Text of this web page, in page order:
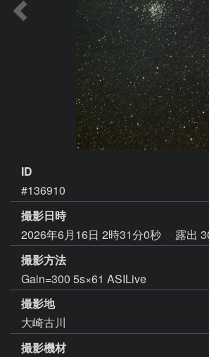
ID
#136910
撮影日時
2026年6月16日 2時31分0秒
露出
撮影方法
Gain=300 5s×61 ASILive
撮影地
大崎古川
撮影機材